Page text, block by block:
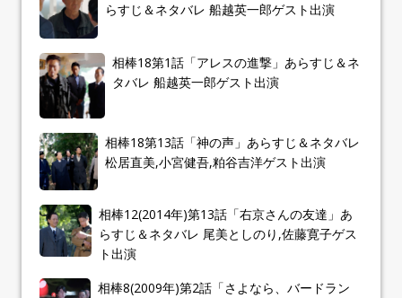
らすじ＆ネタバレ 船越英一郎ゲスト出演
相棒18第1話「アレスの進撃」あらすじ＆ネ
タバレ 船越英一郎ゲスト出演
相棒18第13話「神の声」あらすじ＆ネタバレ
松居直美,小宮健吾,粕谷吉洋ゲスト出演
相棒12(2014年)第13話「右京さんの友達」あ
らすじ＆ネタバレ 尾美としのり,佐藤寛子ゲス
ト出演
相棒8(2009年)第2話「さよなら、バードラン